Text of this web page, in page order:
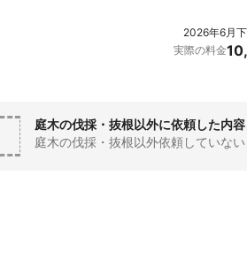
2026年6月
実際の料金
庭木の伐採・抜根以外に依頼した内容
庭木の伐採・抜根以外依頼していない